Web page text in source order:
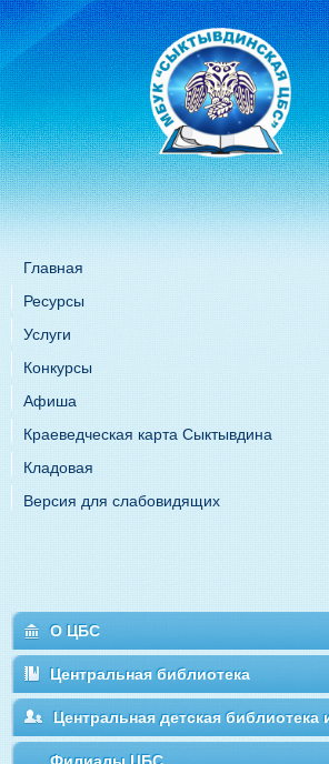
Главная
Ресурсы
Услуги
Конкурсы
Афиша
Краеведческая карта Сыктывдина
Кладовая
Версия для слабовидящих
О ЦБС
Центральная библиотека
Центральная детская
Филиалы ЦБС